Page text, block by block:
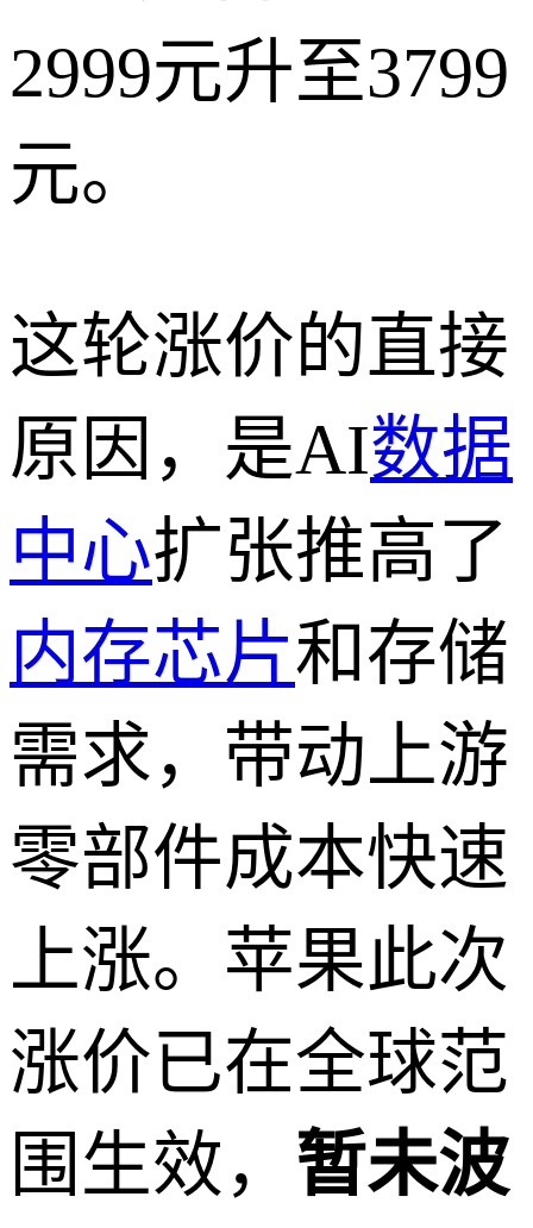
2999元升至3799
元。
这轮涨价的直接
原因，是AI数据
中心扩张推高了
内存芯片和存储
需求，带动上游
零部件成本快速
上涨。苹果此次
涨价已在全球范
围生效， 暂未波